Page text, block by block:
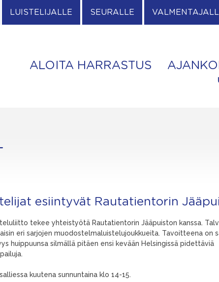
LUISTELIJALLE SEURALLE
ALOITA HARRASTUS
esiintyvät Rautatientorin
tekee yhteistyötä Rautatientorin Jääpuiston kanssa.
eri sarjojen muodostelmaluistelujoukkueita. Tavoitteena on
huippuunsa silmällä pitäen ensi kevään Helsingissä pidettäviä
kuutena sunnuntaina klo 14-15.